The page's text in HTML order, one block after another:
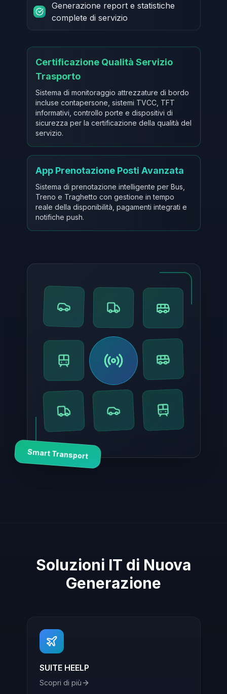
Generazione report e statistiche
complete di servizio
Certificazione Qualità Servizio
Trasporto
Sistema di monitoraggio attrezzature di bordo
incluse contapersone, sistemi TVCC, TFT
informativi, controllo porte e dispositivi di
sicurezza per la certificazione della qualità del
servizio.
App Prenotazione Posti Avanzata
Sistema di prenotazione intelligente per Bus,
Treno e Traghetto con gestione in tempo
reale della disponibilità, pagamenti integrati e
notifiche push.
Smart Transport
Soluzioni IT di Nuova
Generazione
SUITE HEELP
Scopri di più